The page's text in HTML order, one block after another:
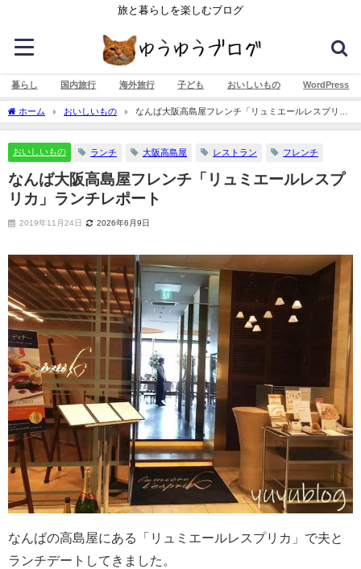
旅と暮らしを楽しむブログ
暮らし 国内旅行 海外旅行 子ども おいしいもの WordPress
ホーム おいしいもの
なんば大阪高島屋フレンチ「リュミエールレスプリ
カ」ランチレポート
おいしいもの ランチ 大阪高島屋 レストラン フレンチ
なんば大阪高島屋フレンチ「リュミエールレスプ
リカ」ランチレポート
2019年11月24日 2026年6月9日
なんばの高島屋にある「リュミエールレスプリカ」で夫と
ランチデートしてきました。